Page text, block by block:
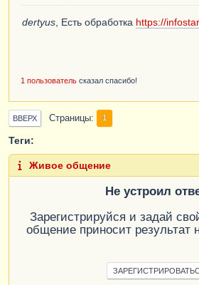
dertyus , Есть обработка https://
1 пользователь сказал спасибо!
ВВЕРХ Страницы 1
Теги:
Живое общение
Не устроил
Зарегистрируйся и задай
общение приносит результат